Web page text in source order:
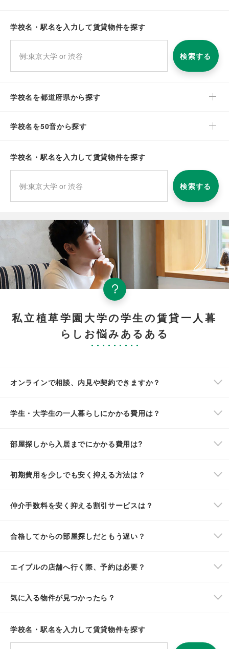
学校名・駅名を入力して賃貸物件を探す
検索する
学校名を都道府県から探す
学校名を50音から探す
学校名・駅名を入力して賃貸物件を探す
検索する
私立植草学園大学の学生の賃貸一人暮
らしお悩みあるある
オンラインで相談、内見や契約できますか？
学生・大学生の一人暮らしにかかる費用は？
部屋探しから入居までにかかる費用は?
初期費用を少しでも安く抑える方法は？
仲介手数料を安く抑える割引サービスは？
合格してからの部屋探しだともう遅い？
エイブルの店舗へ行く際、予約は必要？
気に入る物件が見つかったら？
学校名・駅名を入力して賃貸物件を探す